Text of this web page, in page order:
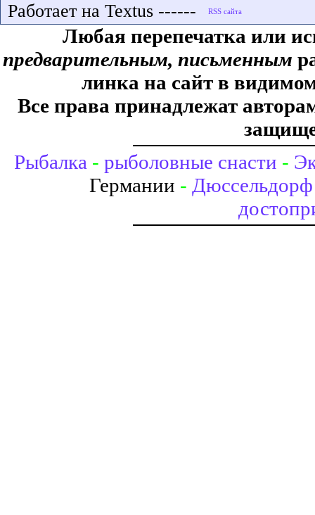
Работает на Textus ------
Любая перепечатка или
предварительным, письменным
линка на сайт в
Все права принадлежат
Рыбалка - рыболовные снасти -
Германии - Дюссельдорф